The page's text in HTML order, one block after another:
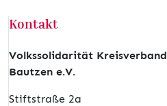
Kontakt
Volkssolidarität Kreisverband
Bautzen e.V.
Stiftstraße 2a